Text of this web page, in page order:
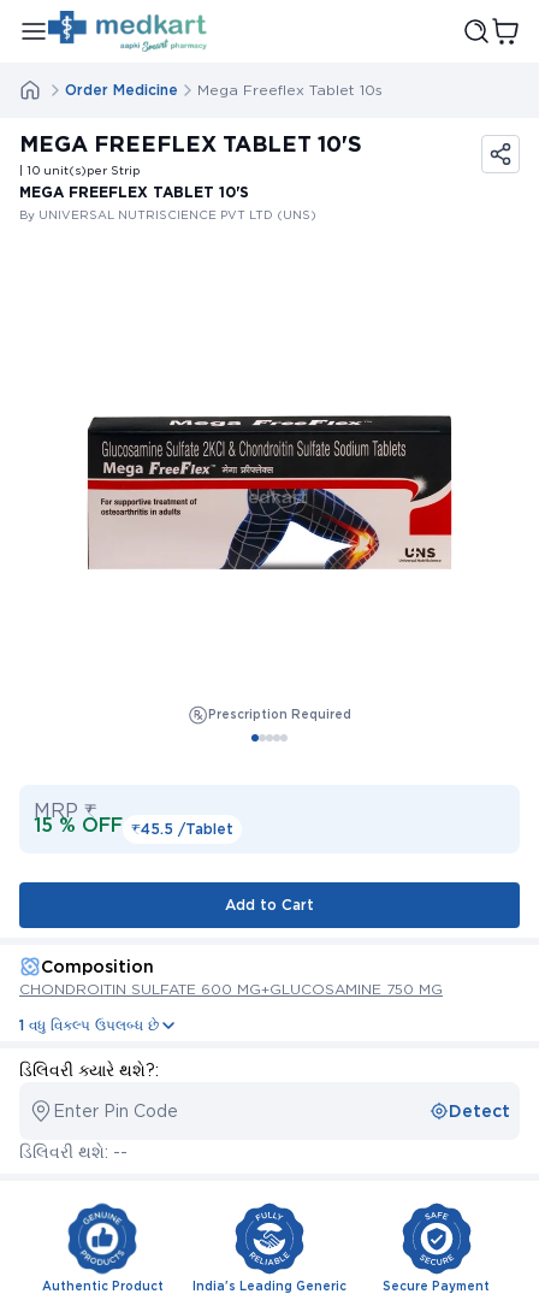
Order Medicine Mega Freeflex Tablet 10s
MEGA FREEFLEX TABLET 10'S
| 10 unit(s)per Strip
MEGA FREEFLEX TABLET 10'S
By UNIVERSAL NUTRISCIENCE PVT LTD (UNS)
Prescription Required
MRP ₹
15 % OFF ₹45.5 /Tablet
Add to Cart
Composition
CHONDROITIN SULFATE 600 MG+GLUCOSAMINE 750 MG
1 વધુ વિકલ્પ ઉપલબ્ધ છે
ડિલિવરી ક્યારે થશે?:
Enter Pin Code Detect
ડિલિવરી થશે: --
Authentic Product
India's Leading Generic
Secure Payment